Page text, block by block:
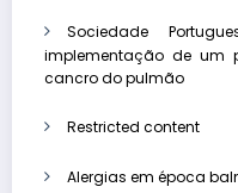
Sociedade
implementação de um
cancro do pulmão
Restricted content
Alergias em época